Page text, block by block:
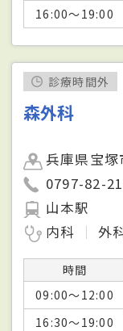
16:00～19:00
診療時間外
森外科
兵庫県宝
0797-82-
山本駅
内科
外
時間
09:00～12:00
16:30～19:00